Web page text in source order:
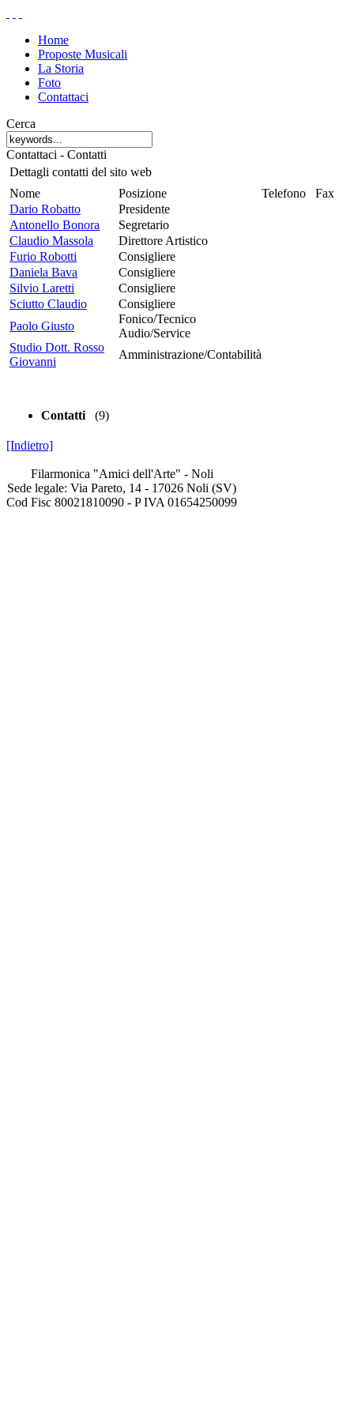
Home
Proposte Musicali
La Storia
Foto
Contattaci
Cerca
Contattaci - Contatti
Dettagli contatti del sito web
Nome
Posizione Telefono
Fax
Dario Robatto
Presidente
Antonello Bonora
Segretario
Claudio Massola
Direttore Artistico
Furio Robotti
Consigliere
Daniela Bava
Consigliere
Silvio Laretti
Consigliere
Sciutto Claudio
Consigliere
Paolo Giusto
Fonico/Tecnico
Audio/Service
Studio Dott. Rosso
Giovanni
Amministrazione/Contabilità
Contatti (9)
[Indietro]
Filarmonica "Amici dell'Arte" - Noli
Sede legale: Via Pareto, 14 - 17026 Noli (SV)
Cod Fisc 80021810090 - P IVA 01654250099